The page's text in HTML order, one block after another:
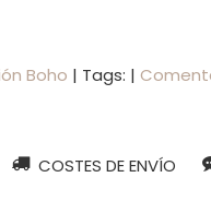
Boho | Tags: |
COSTES DE ENVÍO